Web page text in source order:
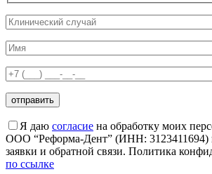
Я даю согласие на обработку моих
ООО “Реформа-Дент” (ИНН: 3123411694)
заявки и обратной связи. Политика
по ссылке